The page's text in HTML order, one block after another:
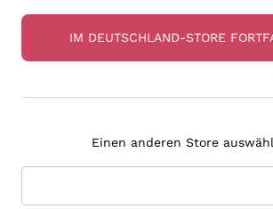
Jacquesson
Agrapart
IM DEUTSCHLAND-STORE
Einen anderen Store